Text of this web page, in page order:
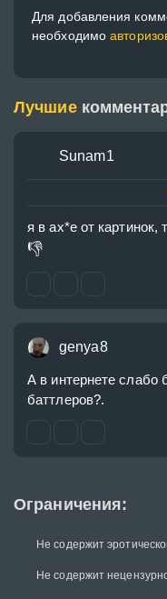
Ограничения:
Не содержит
Не содержит
Для добавления
необходимо
Лучшие
Sunam1
👎
genya8
А в интернете слабо
баттлеров?.